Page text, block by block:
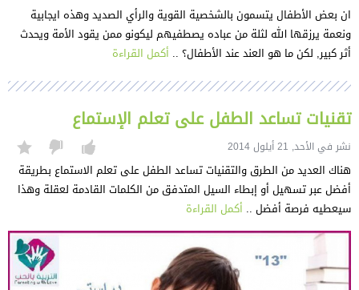
ان بعض الأطفال يتسمون بالشخصية القوية والرأي الصديد وهذه ايجابية
ونعمة يرزقها الله لثلة من عباده يصطفيهم ليكونو ممن يقود الأمة ويحدث
أثر كبير, لكن ما هو العند عند الأطفال؟ .. أكمل القراءة
تقنيات تساعد الطفل على تعلم الإستماع
نشر في الأحد, 21 أيلول 2014
هناك العديد من الطرق والتقنيات تساعد الطفل على تعلم الاستماع بطريقة
أفضل عبر تسهيل أو إبطاء السيل المتدفق من الكلمات القادمة لعقلة وهذا
سيعطيه فرصة أفضل .. أكمل القراءة